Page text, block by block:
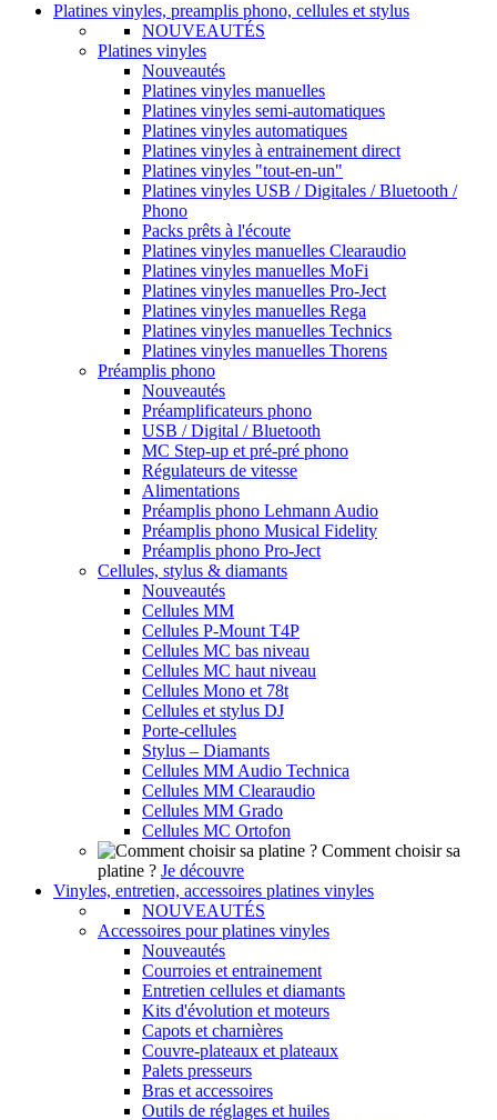
Platines vinyles, preamplis phono, cellules et stylus
NOUVEAUTÉS
Platines vinyles
Nouveautés
Platines vinyles manuelles
Platines vinyles semi-automatiques
Platines vinyles automatiques
Platines vinyles à entrainement direct
Platines vinyles "tout-en-un"
Platines vinyles USB / Digitales / Bluetooth /
Phono
Packs prêts à l'écoute
Platines vinyles manuelles Clearaudio
Platines vinyles manuelles MoFi
Platines vinyles manuelles Pro-Ject
Platines vinyles manuelles Rega
Platines vinyles manuelles Technics
Platines vinyles manuelles Thorens
Préamplis phono
Nouveautés
Préamplificateurs phono
USB / Digital / Bluetooth
MC Step-up et pré-pré phono
Régulateurs de vitesse
Alimentations
Préamplis phono Lehmann Audio
Préamplis phono Musical Fidelity
Préamplis phono Pro-Ject
Cellules, stylus & diamants
Nouveautés
Cellules MM
Cellules P-Mount T4P
Cellules MC bas niveau
Cellules MC haut niveau
Cellules Mono et 78t
Cellules et stylus DJ
Porte-cellules
Stylus – Diamants
Cellules MM Audio Technica
Cellules MM Clearaudio
Cellules MM Grado
Cellules MC Ortofon
Comment choisir sa
platine ? Je découvre
Vinyles, entretien, accessoires platines vinyles
NOUVEAUTÉS
Accessoires pour platines vinyles
Nouveautés
Courroies et entrainement
Entretien cellules et diamants
Kits d'évolution et moteurs
Capots et charnières
Couvre-plateaux et plateaux
Palets presseurs
Bras et accessoires
Outils de réglages et huiles